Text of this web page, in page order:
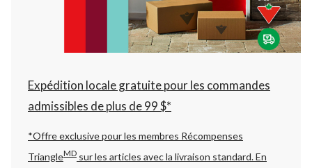
22:00
cliquer
pour
changer
Expédition locale gratuite pour les commandes
admissibles de plus de 99 $*
*Offre exclusive pour les membres Récompenses
TriangleMD sur les articles avec la livraison standard.En